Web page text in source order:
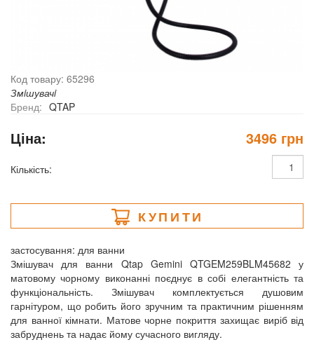
Код товару: 65296
Змiшувачi
Бренд: QTAP
Ціна: 3496 грн
Кількість:
КУПИТИ
застосування: для ванни
Змішувач для ванни Qtap Gemini QTGEM259BLM45682 у
матовому чорному виконанні поєднує в собі елегантність та
функціональність. Змішувач комплектується душовим
гарнітуром, що робить його зручним та практичним рішенням
для ванної кімнати. Матове чорне покриття захищає виріб від
забруднень та надає йому сучасного вигляду.